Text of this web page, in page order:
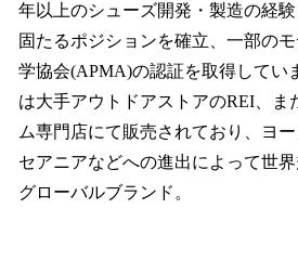
年以上のシューズ開発・製造の経
固たるポジションを確立、一部の
学協会(APMA)の認証を取得してい
は大手アウトドアストアのREI、ま
ム専門店にて販売されており、ヨ
セアニアなどへの進出によって世
グローバルブランド。